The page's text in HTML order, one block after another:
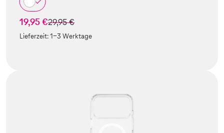
19,95 €statt
29,95 €
Lieferzeit:1-3 Werktage